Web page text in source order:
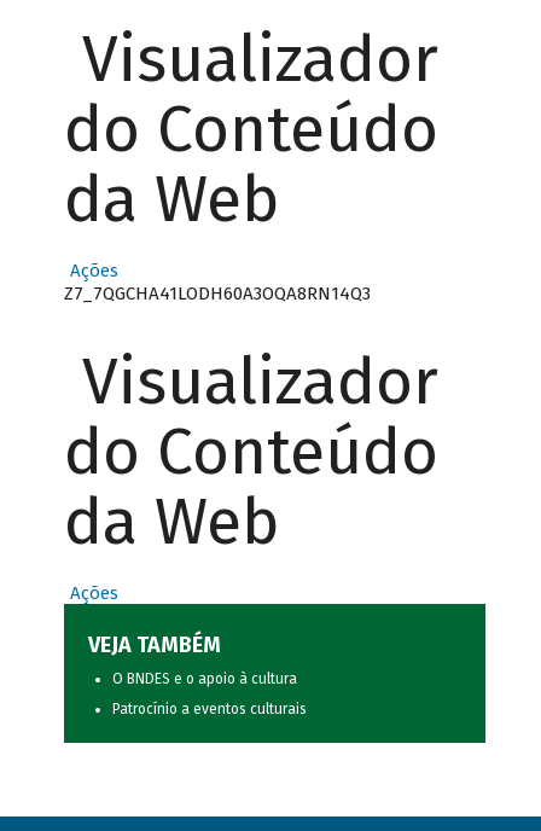
Visualizador
do Conteúdo
da Web
Ações
Z7_7QGCHA41LODH60A3OQA8RN14Q3
Visualizador
do Conteúdo
da Web
Ações
VEJA TAMBÉM
O BNDES e o apoio à cultura
Patrocínio a eventos culturais